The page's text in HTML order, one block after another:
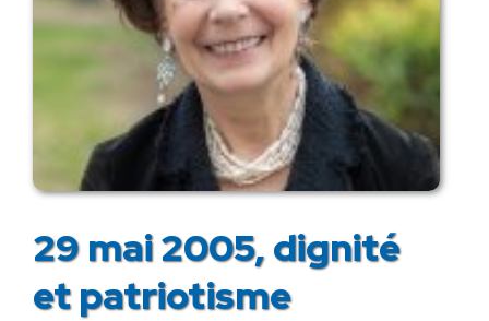
29 mai 2005, dignité
et patriotisme